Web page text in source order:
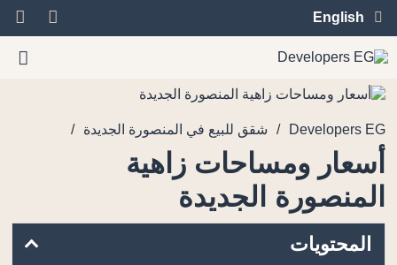
English
Developers EG
/ شقق للبيع في المنصورة الجديدة /
أسعار ومساحات زاهية
المنصورة الجديدة
المحتويات